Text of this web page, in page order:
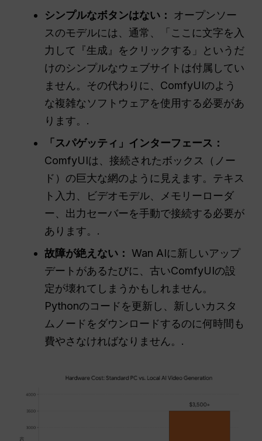
シンプルなボタンはない：
オープンソー
スのモデルには、通常、「ここに文字を入
力して『生成』をクリックする」というだ
けのシンプルなウェブサイトは付属してい
ません。その代わりに、ComfyUIのよう
な複雑なソフトウェアを使用する必要があ
ります。.
「スパゲッティ」インターフェース：
ComfyUIは、接続されたボックス（ノー
ド）の巨大な網のように見えます。テキス
ト入力、ビデオモデル、メモリーローダ
ー、出力セーバーを手動で接続する必要が
あります。.
故障が絶えない： Wan AIに新しいアップ
デートがあるたびに、古いComfyUIの設
定が壊れてしまうかもしれません。
Pythonのコードを更新し、新しいカスタ
ムノードをダウンロードするのに何時間も
費やさなければなりません。.